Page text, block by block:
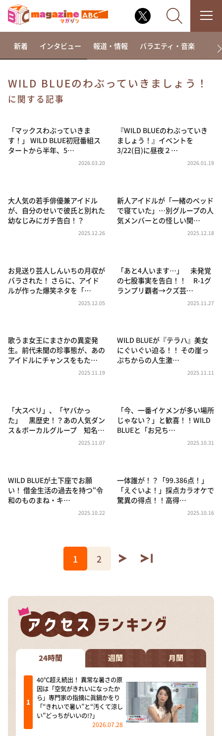
なるみ・岡村の過ぎるTV
これ余談なんですけど・・・
～人生密着トークバラエティ！～ やすとものいたっ
て真剣です
河合＆A.B.C-Z塚田×福井アナ「なんでやねん！？」
（news おかえり）
DAIGOも台所 ～きょうの献立 何にする？～
教えて！ニュースライブ 正義のミカタ
ＬＩＦＥ～夢のカタチ～
ザキ山小屋本館
ぺこぱのまるスポ
新着 インタビュー 報道・情報 バラエティ・音楽 ド
WILD BLUEのわぶっていきましょう！
に関する記事
「マックスわぶっていきま
す！」 WILD BLUE初冠番組ス
タートから半年、5…
2026.03.20
『WILD BLUEのわぶっていき
ましょう！』イベントを
3/22(日)に昼夜２…
2026.01.19
大人気の若手俳優兼アイドル
が、自分のせいで彼氏と別れた
幼なじみにガチ告白！？
2025.12.26
新人アイドルが「一緒のベッド
で寝ていた」…別グループの人
気メンバーとの怪しい関…
2025.12.18
お見送り芸人しんいちの月収が
バラされた！ さらに、アイド
ルが作った爆笑ネタを「…
2025.12.05
「あと4人います…」 未発覚
の七股事実を告白！！ R-1グ
ランプリ覇者→クズ芸…
2025.11.27
歌うま女王にまさかの異変発
生。前代未聞の珍事態が、あの
アイドルにチャンスをもた…
2025.11.19
WILD BLUEが『テラハ』美女
にぐいぐい迫る！！ その崖っ
ぷちからの人生激…
2025.11.11
「大スベリ」、「ヤバかっ
た」 黒歴史！？あの人気ダン
ス＆ボーカルグループ 知名…
2025.11.07
「今、一番イケメンが多い場所
じゃない？」と歓喜！！WILD
BLUEと「お兄ち…
2025.10.31
WILD BLUEが土下座でお願
い！ 借金生活の過去を持つ“令
和のものまね・キ…
2025.10.22
一体誰が！？「99.386点！」
「えぐいよ！」採点カラオケで
驚異の得点！！高得…
2025.10.16
1 2
24時間 週間 月間
40℃超え続出！ 異常な暑さの原
因は「空気がきれいになったか
ら」専門家の指摘に眞鍋かをり
「“きれいで暑い”と“汚くて涼し
い”どっちがいいの!?」
2026.07.28